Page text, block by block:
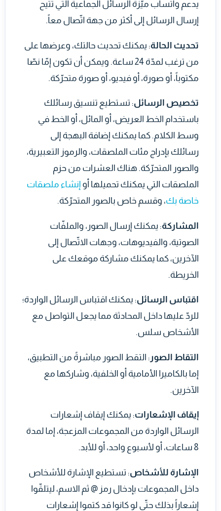
يدعم واتساب ميّزة الرسائل الجماعية التي تتيح
إرسال الرسائل إلى أكثر من جهة اتّصال معاً.
تحديث الحالة: يمكنك تحديث حالتك، وعرضها على
من ترغب لمدّة 24 ساعة. ويمكن أن تكون إمّا نصّا
مكتوباً، أو صورة، أو فيديو، أو صورة متحرّكة.
تخصيص الرسائل: تستطيع تنسيق رسائلك
باستخدام الخط العريض، أو المائل، أو الخط في
وسط الكلام. كما يمكنك إضافة البهجة إلى
رسائلك بإدراج مئات الملصقات، والرموز التعبيرية،
والصور المتحرّكة. هناك العشرات من حزم
الملصقات التي يمكنك تحميلها أو إنشاء ملصقات
خاصة بك، وقسم خاص بالصور المتحرّكة.
المشاركة: يمكنك إرسال الصور، والملفّات
الصوتية، والفيديوهات، وجهات الاتّصال إلى
الآخرين، كما يمكنك مشاركة موقعك على
الخريطة.
اقتباس الرسائل: يمكنك اقتباس الرسائل الواردة؛
للردّ عليها داخل المحادثة مما يجعل التواصل مع
الأشخاص سلس.
التقاط الصور : التقط الصور مباشرةً من التطبيق،
إما بالكاميرا الأمامية أو الخلفية، وشاركها مع
الآخرين.
إيقاف الإشعارات: يمكنك إيقاف إشعارات
الرسائل الواردة من المجموعات المزعجة، إما لمدة
8 ساعات، أو لأسبوع واحد، أو للأبد.
الإشارة للأشخاص: تستطيع الإشارة للأشخاص
داخل المجموعات بإدخال رمز @ ثم الاسم، ليتلقّوا
إشعاراً بذلك حتّى لو كانوا قد كتموا إشعارات